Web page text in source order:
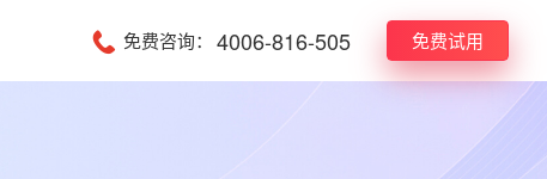
免费咨询： 4006-816-505 免费试用